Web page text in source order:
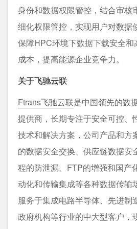
身份和数据权限管控，结合审核
细化权限管控，实现⽤户对数据
保障HPC环境下数据下载安全
成本，提高能源企业竞争力。
关于飞驰云联
Ftrans飞驰云联是中国领先的数
提供商，长期专注于安全可控、
技术和解决方案，公司产品和方
的数据安全交换、供应链数据安
程的防泄漏、FTP的增强和国产
动化和传输集成等各种数据传输
服务于集成电路半导体、先进制
政府机构等行业的中大型客户，